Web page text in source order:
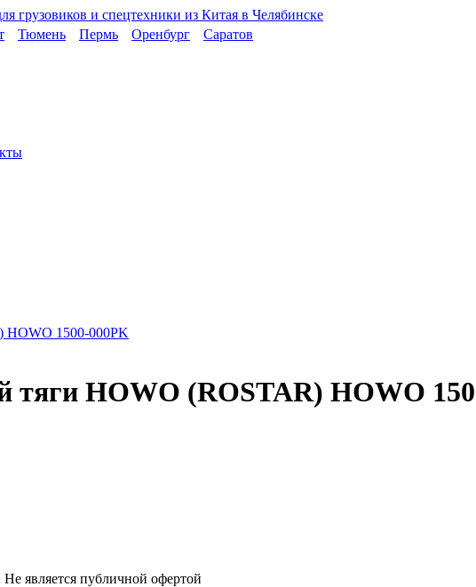
Тюмень Пермь Оренбург Саратов
тяги HOWO (ROSTAR) HOWO
является публичной офертой